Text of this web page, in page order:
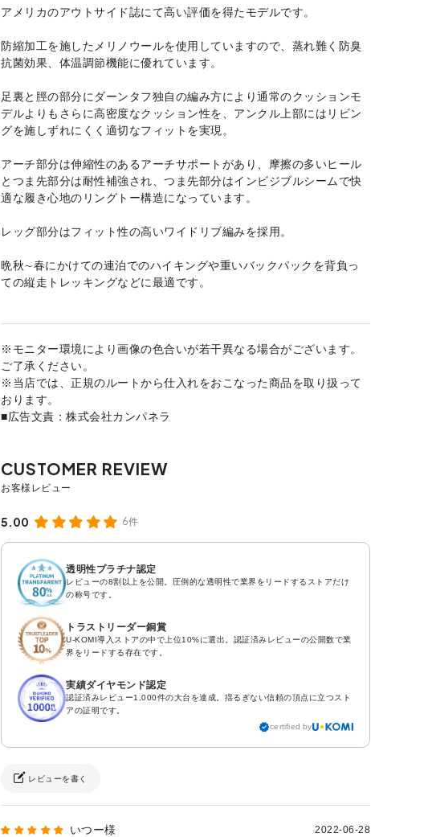
アメリカのアウトサイド誌にて高い評価を得たモデルです。
防縮加工を施したメリノウールを使用していますので、蒸れ難く防臭
抗菌効果、体温調節機能に優れています。
足裏と脛の部分にダーンタフ独自の編み方により通常のクッションモ
デルよりもさらに高密度なクッション性を、アンクル上部にはリビン
グを施しずれにくく適切なフィットを実現。
アーチ部分は伸縮性のあるアーチサポートがあり、摩擦の多いヒール
とつま先部分は耐性補強され、つま先部分はインビジブルシームで快
適な履き心地のリングトー構造になっています。
レッグ部分はフィット性の高いワイドリブ編みを採用。
晩秋∼春にかけての連泊でのハイキングや重いバックパックを背負っ
ての縦走トレッキングなどに最適です。
※モニター環境により画像の色合いが若干異なる場合がございます。
ご了承ください。
※当店では、正規のルートから仕入れをおこなった商品を取り扱って
おります。
■広告文責：株式会社カンパネラ
5.00 6件
透明性プラチナ認定
レビューの8割以上を公開。圧倒的な透明性で業界をリードするストアだけ
の称号です。
トラストリーダー銅賞
U-KOMI導入ストアの中で上位10%に選出。認証済みレビューの公開数で業
界をリードする存在です。
実績ダイヤモンド認定
認証済みレビュー1,000件の大台を達成。揺るぎない信頼の頂点に立つスト
アの証明です。
certified by
レビューを書く
いつー様 2022-06-28